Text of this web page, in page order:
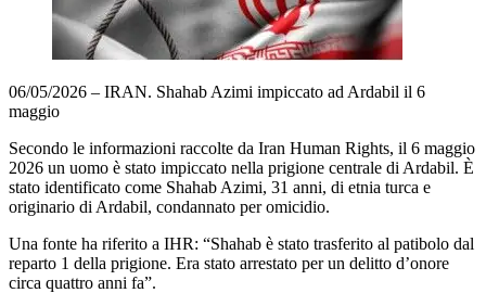
06/05/2026 – IRAN. Shahab Azimi impiccato ad Ardabil il 6
maggio
Secondo le informazioni raccolte da Iran Human Rights, il 6 maggio
2026 un uomo è stato impiccato nella prigione centrale di Ardabil. È
stato identificato come Shahab Azimi, 31 anni, di etnia turca e
originario di Ardabil, condannato per omicidio.
Una fonte ha riferito a IHR: “Shahab è stato trasferito al patibolo dal
reparto 1 della prigione. Era stato arrestato per un delitto d’onore
circa quattro anni fa”.